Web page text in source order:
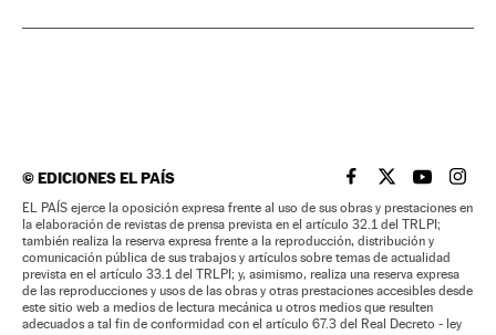
©EDICIONES EL PAÍS EL PAÍS BRASIL EN
EL PAÍSEL PAÍS
EL
EL PAÍS ejerce la oposición expresa frente al uso de sus obras y prestaciones en
la elaboración de revistas de prensa prevista en el artículo 32.1 del TRLPI;
también realiza la reserva expresa frente a la reproducción, distribución y
comunicación pública de sus trabajos y artículos sobre temas de actualidad
prevista en el artículo 33.1 del TRLPI; y, asimismo, realiza una reserva expresa
de las reproducciones y usos de las obras y otras prestaciones accesibles desde
este sitio web a medios de lectura mecánica u otros medios que resulten
adecuados a tal fin de conformidad con el artículo 67.3 del Real Decreto - ley